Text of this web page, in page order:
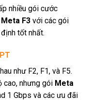
nhiều gói cước
Meta F3 với các gói
tốt nhất.
như F2, F1, và F5.
cao, nhưng gói Meta
1 Gbps và các ưu đãi